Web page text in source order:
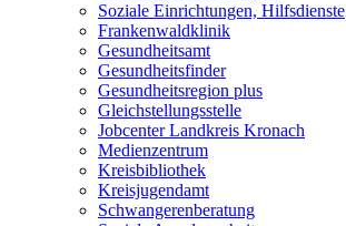
Soziale Einrichtungen, Hilfsdienste
Frankenwaldklinik
Gesundheitsamt
Gesundheitsfinder
Gesundheitsregion plus
Gleichstellungsstelle
Jobcenter Landkreis Kronach
Medienzentrum
Kreisbibliothek
Kreisjugendamt
Schwangerenberatung